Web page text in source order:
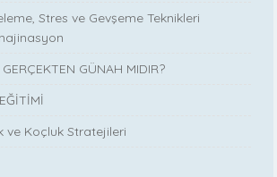
Stres ve Gevşeme Teknikleri
GÜNAH MIDIR?
ve Koçluk Stratejileri